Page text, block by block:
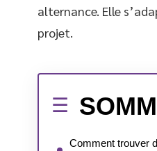
alternance. Elle
projet.
Comment trouver